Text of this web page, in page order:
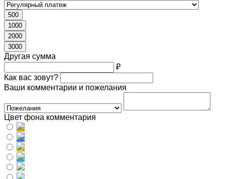
500
1000
2000
3000
Другая сумма
₽
Как вас зовут?
Ваши комментарии и пожелания
Цвет фона комментария